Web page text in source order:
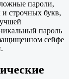
пароли,
строчных букв,
пароль
сейфе